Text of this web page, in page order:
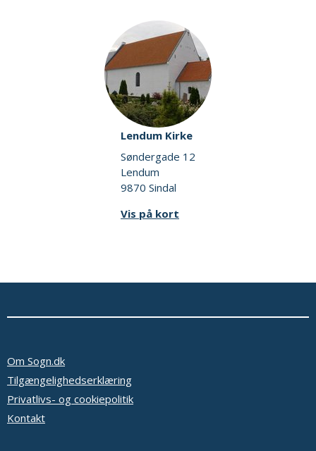
Lendum Kirke
Søndergade 12
Lendum
9870 Sindal
Vis på kort
Om Sogn.dk
Tilgængelighedserklæring
Privatlivs- og cookiepolitik
Kontakt